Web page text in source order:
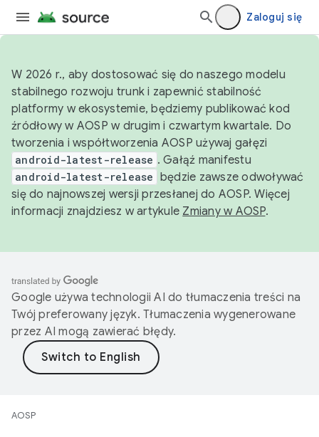
Zaloguj się
W 2026 r., aby dostosować się do naszego modelu
stabilnego rozwoju trunk i zapewnić stabilność
platformy w ekosystemie, będziemy publikować kod
źródłowy w AOSP w drugim i czwartym kwartale. Do
tworzenia i współtworzenia AOSP używaj gałęzi
android-latest-release . Gałąź manifestu
android-latest-release będzie zawsze odwoływać
się do najnowszej wersji przesłanej do AOSP. Więcej
informacji znajdziesz w artykule Zmiany w AOSP.
Google używa technologii AI do tłumaczenia treści na
Twój preferowany język. Tłumaczenia wygenerowane
przez AI mogą zawierać błędy.
AOSP